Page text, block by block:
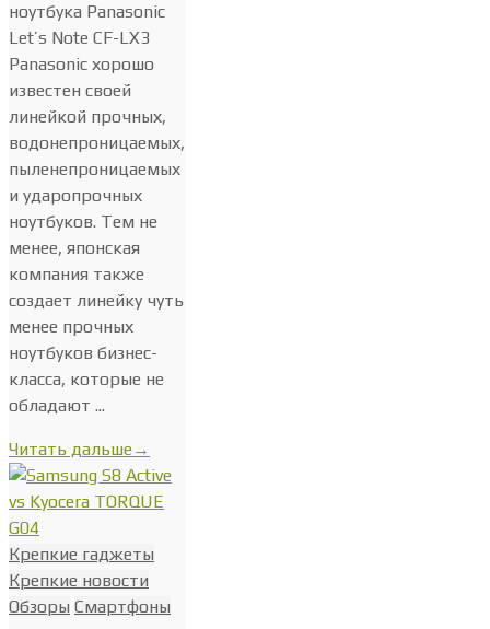
ноутбука Panasonic
Let’s Note CF-LX3
Panasonic хорошо
известен своей
линейкой прочных,
водонепроницаемых,
пыленепроницаемых
и ударопрочных
ноутбуков. Тем не
менее, японская
компания также
создает линейку чуть
менее прочных
ноутбуков бизнес-
класса, которые не
обладают ...
Читать дальше→
Крепкие гаджеты
Крепкие новости
Обзоры Смартфоны